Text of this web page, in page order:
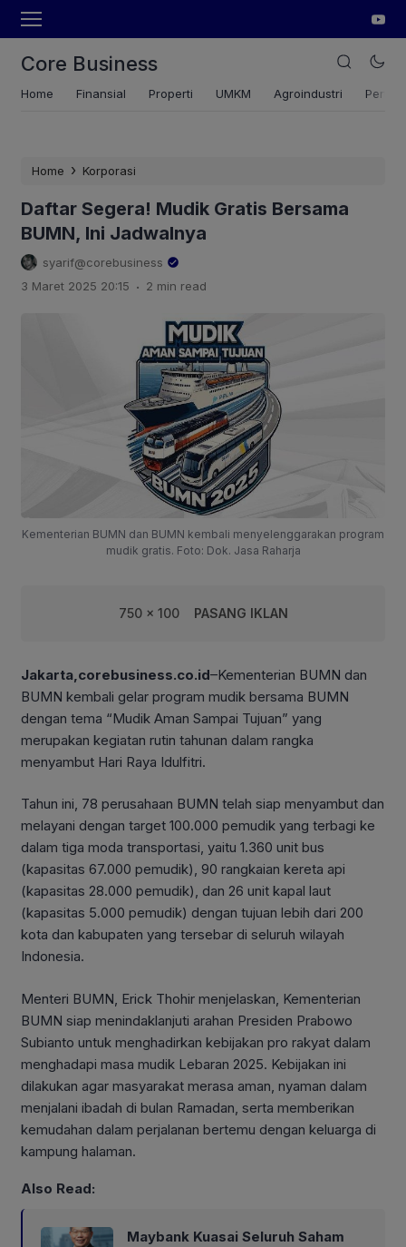
Core Business
Home Finansial Properti UMKM Agroindustri
Home › Korporasi
Daftar Segera! Mudik Gratis Bersama
BUMN, Ini Jadwalnya
syarif@corebusiness
3 Maret 2025 20:15 . 2 min read
Kementerian BUMN dan BUMN kembali menyelenggarakan program
mudik gratis. Foto: Dok. Jasa Raharja
750 x 100 PASANG IKLAN
Jakarta,corebusiness.co.id–Kementerian BUMN dan
BUMN kembali gelar program mudik bersama BUMN
dengan tema “Mudik Aman Sampai Tujuan” yang
merupakan kegiatan rutin tahunan dalam rangka
menyambut Hari Raya Idulfitri.
Tahun ini, 78 perusahaan BUMN telah siap menyambut dan
melayani dengan target 100.000 pemudik yang terbagi ke
dalam tiga moda transportasi, yaitu 1.360 unit bus
(kapasitas 67.000 pemudik), 90 rangkaian kereta api
(kapasitas 28.000 pemudik), dan 26 unit kapal laut
(kapasitas 5.000 pemudik) dengan tujuan lebih dari 200
kota dan kabupaten yang tersebar di seluruh wilayah
Indonesia.
Menteri BUMN, Erick Thohir menjelaskan, Kementerian
BUMN siap menindaklanjuti arahan Presiden Prabowo
Subianto untuk menghadirkan kebijakan pro rakyat dalam
menghadapi masa mudik Lebaran 2025. Kebijakan ini
dilakukan agar masyarakat merasa aman, nyaman dalam
menjalani ibadah di bulan Ramadan, serta memberikan
kemudahan dalam perjalanan bertemu dengan keluarga di
kampung halaman.
Also Read:
Maybank Kuasai Seluruh Saham